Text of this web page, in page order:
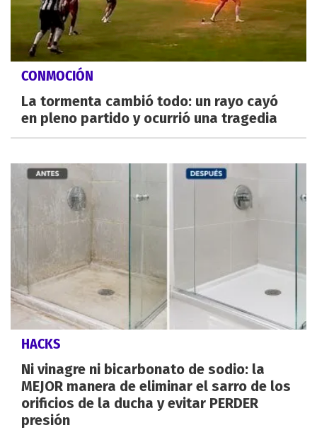
CONMOCIÓN
La tormenta cambió todo: un rayo cayó
en pleno partido y ocurrió una tragedia
HACKS
Ni vinagre ni bicarbonato de sodio: la
MEJOR manera de eliminar el sarro de los
orificios de la ducha y evitar PERDER
presión